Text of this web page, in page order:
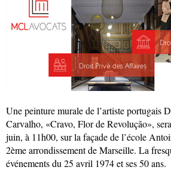
Une peinture murale de l’artiste portugais
Carvalho, «Cravo, Flor de Revolução»,
juin, à 11h00, sur la façade de l’école
2ème arrondissement de Marseille. La
événements du 25 avril 1974 et ses 50 ans.